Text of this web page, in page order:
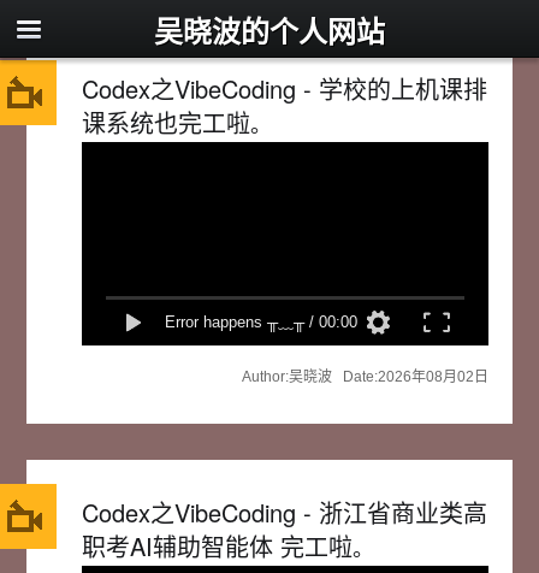
吴晓波的个人网站
Codex之VibeCoding - 学校的上机课排
课系统也完工啦。
Error happens ╥﹏╥/00:00
Author:吴晓波 Date:2026年08月02日
Codex之VibeCoding - 浙江省商业类高
职考AI辅助智能体 完工啦。